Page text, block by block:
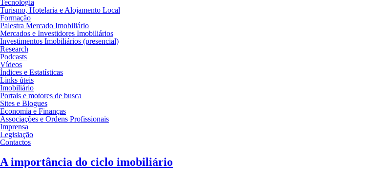
Tecnologia
Turismo, Hotelaria e Alojamento Local
Formação
Palestra Mercado Imobiliário
Mercados e Investidores Imobiliários
Investimentos Imobiliários (presencial)
Research
Podcasts
Vídeos
Índices e Estatísticas
Links úteis
Imobiliário
Portais e motores de busca
Sites e Blogues
Economia e Finanças
Associações e Ordens Profissionais
Imprensa
Legislação
Contactos
A importância do ciclo imobiliário